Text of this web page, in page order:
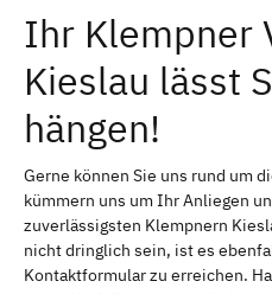
Ihr Klempner
Kieslau lässt
hängen!
Gerne können Sie uns rund um
kümmern uns um Ihr Anliegen
zuverlässigsten Klempnern
nicht dringlich sein, ist es
Kontaktformular zu erreichen.